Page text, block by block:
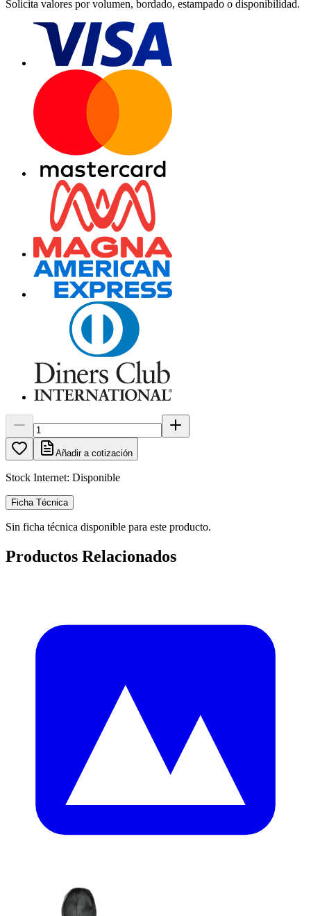
Solicita valores por volumen, bordado, estampado o disponibilidad.
Añadir a cotización
Stock Internet: Disponible
Ficha Técnica
Sin ficha técnica disponible para este producto.
Productos Relacionados